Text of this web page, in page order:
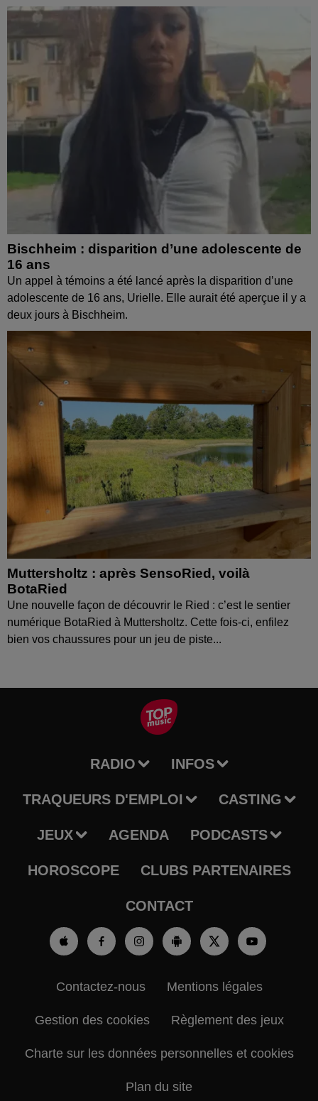
Bischheim : disparition d’une adolescente de
16 ans
Un appel à témoins a été lancé après la disparition d’une
adolescente de 16 ans, Urielle. Elle aurait été aperçue il y a
deux jours à Bischheim.
Muttersholtz : après SensoRied, voilà
BotaRied
Une nouvelle façon de découvrir le Ried : c’est le sentier
numérique BotaRied à Muttersholtz. Cette fois-ci, enfilez
bien vos chaussures pour un jeu de piste...
RADIO INFOS
TRAQUEURS D'EMPLOI CASTING
JEUX AGENDA PODCASTS
HOROSCOPE CLUBS PARTENAIRES
CONTACT
Contactez-nous Mentions légales
Gestion des cookies Règlement des jeux
Charte sur les données personnelles et cookies
Plan du site